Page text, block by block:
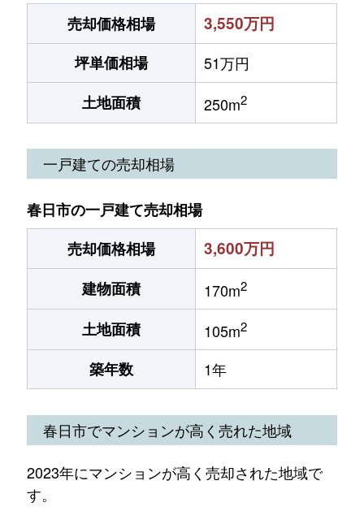
売却価格相場
3,550万円
坪単価相場
51万円
土地面積
250m2
一戸建ての売却相場
春日市の一戸建て売却相場
売却価格相場
3,600万円
建物面積 170m2
土地面積 105m2
築年数 1年
春日市でマンションが高く売れた地域
2023年にマンションが高く売却された地域で
す。